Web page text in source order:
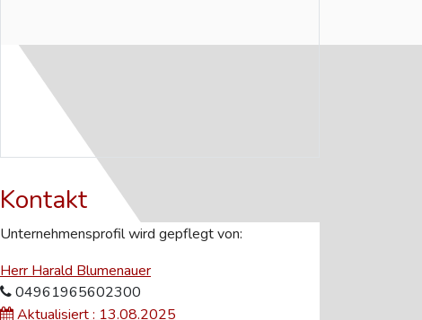
Kontakt
Unternehmensprofil wird gepflegt von:
Herr Harald Blumenauer
04961965602300
Aktualisiert : 13.08.2025